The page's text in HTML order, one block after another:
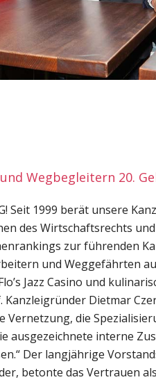
Wegbegleitern 20.
Seit 1999 berät unsere
des Wirtschaftsrechts
zur führenden
und Weggefährten
Jazz Casino und
Dietmar
Vernetzung, die
ausgezeichnete interne
Der langjährige
betonte das Vertrauen